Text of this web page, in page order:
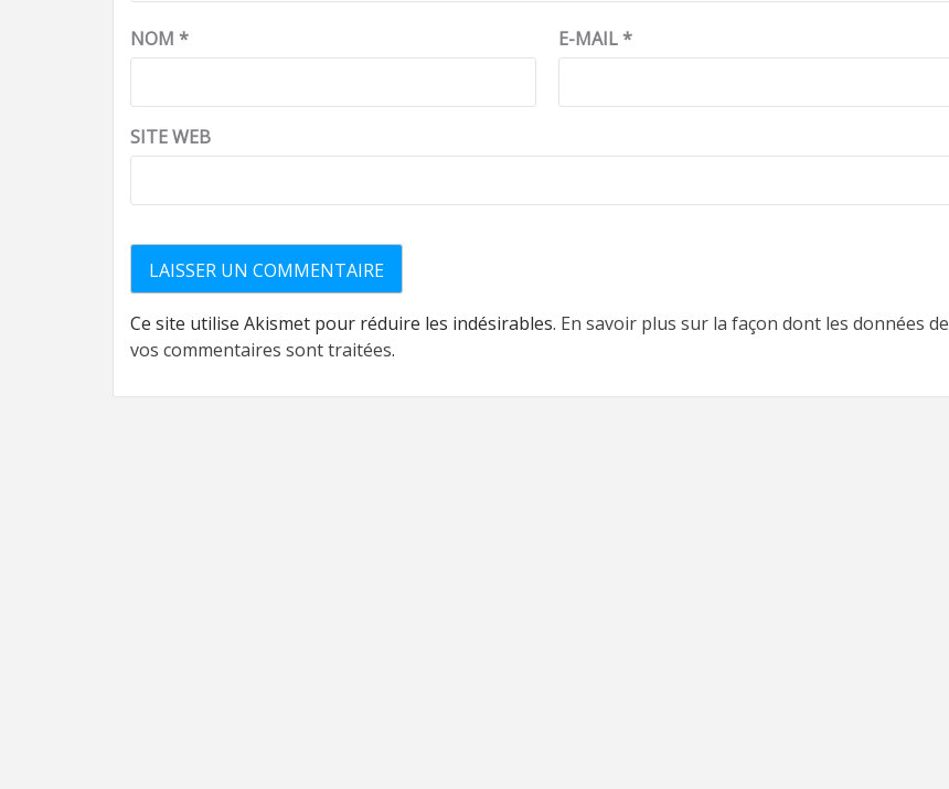
NOM * E-MAIL*
SITE WEB
Ce site utilise Akismet pour réduire les indésirables. En savoir plus sur la façon dont les données de
vos commentaires sont traitées.